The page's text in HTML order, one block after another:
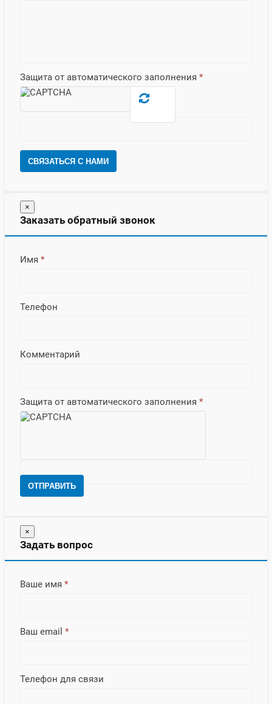
Защита от автоматического заполнения *
СВЯЗАТЬСЯ С НАМИ
×
Заказать обратный звонок
Имя *
Телефон
Комментарий
Защита от автоматического заполнения *
ОТПРАВИТЬ
×
Задать вопрос
Ваше имя *
Ваш email *
Телефон для связи